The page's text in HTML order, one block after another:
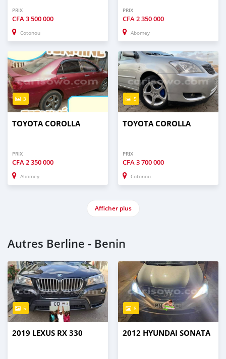
PRIX
CFA3 500 000
Cotonou
PRIX
CFA2 350 000
Abomey
3
TOYOTA COROLLA
PRIX
CFA 2 350 000
Abomey
5
TOYOTA COROLLA
PRIX
CFA 3 700 000
Cotonou
Afficher plus
Autres Berline - Benin
5
2019 LEXUS RX 330
8
2012 HYUNDAI SONATA